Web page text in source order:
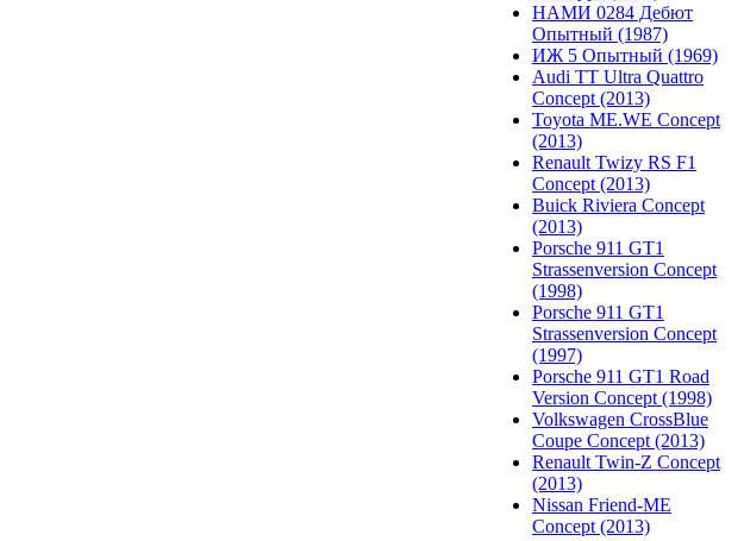
НАМИ 0284 Дебют
Опытный (1987)
ИЖ 5 Опытный (1969)
Audi TT Ultra Quattro
Concept (2013)
Toyota ME.WE Concept
(2013)
Renault Twizy RS F1
Concept (2013)
Buick Riviera Concept
(2013)
Porsche 911 GT1
Strassenversion Concept
(1998)
Porsche 911 GT1
Strassenversion Concept
(1997)
Porsche 911 GT1 Road
Version Concept (1998)
Volkswagen CrossBlue
Coupe Concept (2013)
Renault Twin-Z Concept
(2013)
Nissan Friend-ME
Concept (2013)